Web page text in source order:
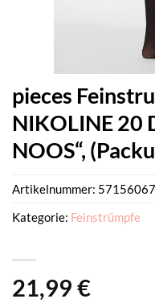
pieces
NIKOLINE 20
NOOS“,
21,99 €
Artikelnummer:
Kategorie: Feinstrümpfe